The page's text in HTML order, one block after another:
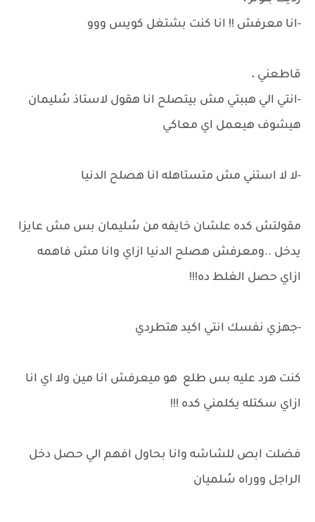
-انا معرفش !! انا كنت بشتغل كويس ووو
قاطعني ،
-انتي الي هببتي مش بيتصلح انا هقول لاستاذ سُليمان
هيشوف هيعمل اي معاكي
-لا لا استني مش متستاهله انا هصلح الدنيا
مقولتش كده علشان خايفه من سُليمان بس مش عايزا
يدخل ..ومعرفش هصلح الدنيا ازاي وانا مش فاهمه
ازاي حصل الغلط ده!!!
-جهزي نفسك انتي اكيد هتطردي
كنت هرد عليه بس طلع هو ميعرفش انا مين ولا اي انا
ازاي سكتله يكلمني كده !!!
فضلت ابص للشاشه وانا بحاول افهم الي حصل دخل
الراجل ووراه سُلميان